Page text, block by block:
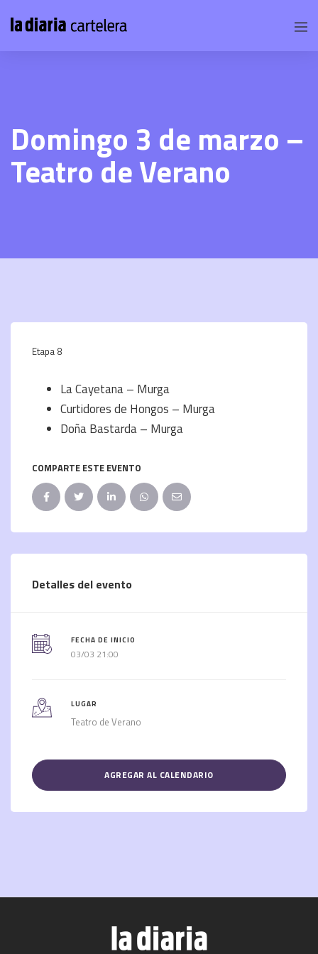
Domingo 3 de marzo –
Teatro de Verano
Etapa 8
La Cayetana – Murga
Curtidores de Hongos – Murga
Doña Bastarda – Murga
COMPARTE ESTE EVENTO
Detalles del evento
FECHA DE INICIO
03/03 21:00
LUGAR
Teatro de Verano
AGREGAR AL CALENDARIO